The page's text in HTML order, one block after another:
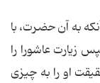
به آن حضرت، با
زیارت عاشورا را
او را به چیزی